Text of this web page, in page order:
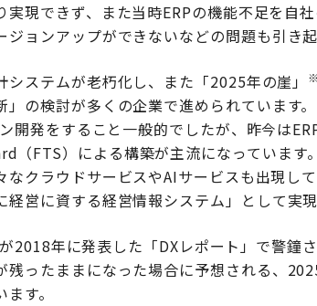
現できず、また当時ERPの機能不足を自
ョンアップができないなどの問題も引き
ステムが老朽化し、また「2025年の崖」
の検討が多くの企業で進められています。
開発をすること一般的でしたが、昨今は
FTS）による構築が主流になっています
クラウドサービスやAIサービスも出現し
営に資する経営情報システム」として実
2018年に発表した「DXレポート」で警鐘
残ったままになった場合に予想される、
す。